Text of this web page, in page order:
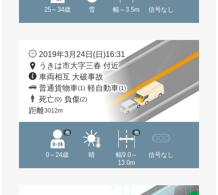
25～34歳 雪 幅～3.5m 信号なし
2019年3月24日(日)16:31
うきは市大字三春 付近
車両相互 大破事故
普通貨物車(1) 軽自動車(1)
死亡(0) 負傷(2)
距離3012m
0～24歳
他
晴
幅9.0～
13.0m
他
信号なし